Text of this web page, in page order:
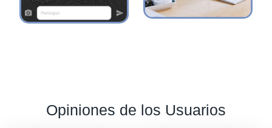
Opiniones de los Usuarios